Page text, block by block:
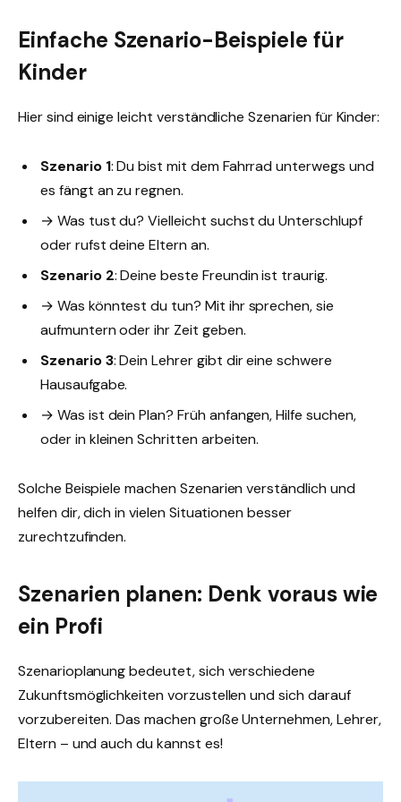
Einfache Szenario-Beispiele für
Kinder
Hier sind einige leicht verständliche Szenarien für Kinder:
Szenario 1: Du bist mit dem Fahrrad unterwegs und
es fängt an zu regnen.
→ Was tust du? Vielleicht suchst du Unterschlupf
oder rufst deine Eltern an.
Szenario 2: Deine beste Freundin ist traurig.
→ Was könntest du tun? Mit ihr sprechen, sie
aufmuntern oder ihr Zeit geben.
Szenario 3: Dein Lehrer gibt dir eine schwere
Hausaufgabe.
→ Was ist dein Plan? Früh anfangen, Hilfe suchen,
oder in kleinen Schritten arbeiten.
Solche Beispiele machen Szenarien verständlich und
helfen dir, dich in vielen Situationen besser
zurechtzufinden.
Szenarien planen: Denk voraus wie
ein Profi
Szenarioplanung bedeutet, sich verschiedene
Zukunftsmöglichkeiten vorzustellen und sich darauf
vorzubereiten. Das machen große Unternehmen, Lehrer,
Eltern – und auch du kannst es!